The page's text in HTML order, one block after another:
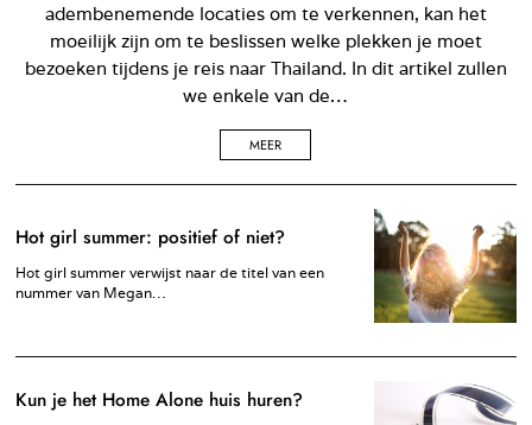
adembenemende locaties om te verkennen, kan het
moeilijk zijn om te beslissen welke plekken je moet
bezoeken tijdens je reis naar Thailand. In dit artikel zullen
we enkele van de…
MEER
Hot girl summer: positief of niet?
Hot girl summer verwijst naar de titel van een
nummer van Megan…
Kun je het Home Alone huis huren?